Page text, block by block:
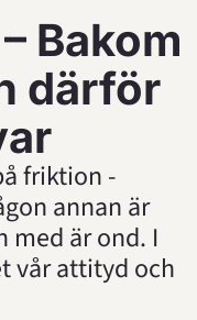
Bakom
därför
friktion -
annan är
är ond. I
vår attityd och